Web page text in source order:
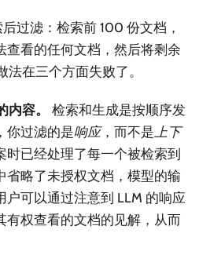
过滤：检索前 100 份文档，
查看的任何文档，然后将剩余
在三个方面失败了。
容。
检索和生成是按顺序发
你过滤的是响应，而不是上下
时已经处理了每一个被检索到
省略了未授权文档，模型的输
户可以通过注意到 LLM 的响应
有权查看的文档的见解，从而